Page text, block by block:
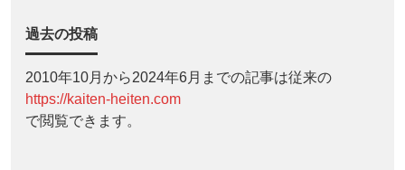
過去の投稿
2010年10月から2024年6月までの記事は従来の
https://kaiten-heiten.com
で閲覧できます。